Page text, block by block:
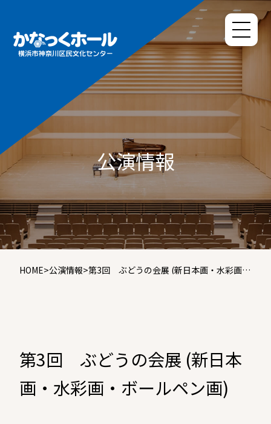
公演情報
HOME>公演情報>第3回 ぶどうの会展 (新日本画・水彩画・
第3回 ぶどうの会展 (新日本
画・水彩画・ボールペン画)